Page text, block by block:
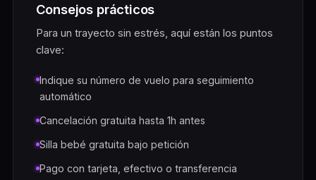
Consejos prácticos
Para un trayecto sin estrés, aquí están los puntos
clave:
Indique su número de vuelo para seguimiento
automático
Cancelación gratuita hasta 1h antes
Silla bebé gratuita bajo petición
Pago con tarjeta, efectivo o transferencia